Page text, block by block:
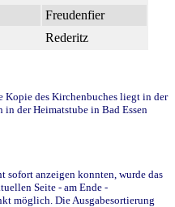
Freudenfier
Rederitz
Kopie des Kirchenbuches liegt in der
der Heimatstube in Bad Essen
sofort anzeigen konnten, wurde das
Seite - am Ende -
möglich. Die Ausgabesortierung